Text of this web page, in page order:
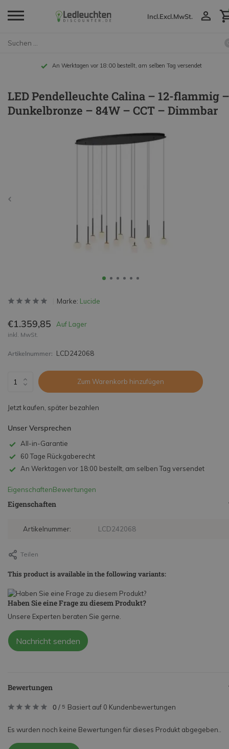
Incl.Excl.MwSt.
An Werktagen vor 18:00 bestellt, am selben Tag versendet
LED Pendelleuchte Calina – 12-flammig –
Dunkelbronze – 84W – CCT – Dimmbar
Marke: Lucide
€1.359,85 Auf Lager
inkl. MwSt.
Artikelnummer: LCD242068
Zum Warenkorb hinzufügen
Jetzt kaufen, später bezahlen
Unser Versprechen
All-in-Garantie
60 Tage Rückgaberecht
An Werktagen vor 18:00 bestellt, am selben Tag versendet
EigenschaftenBewertungen
Eigenschaften
Artikelnummer: LCD242068
Teilen
This product is available in the following variants:
Haben Sie eine Frage zu diesem Produkt?
Unsere Experten beraten Sie gerne.
Nachricht senden
Bewertungen
0 / 5 Basiert auf 0 Kundenbewertungen
Es wurden noch keine Bewertungen für dieses Produkt abgegeben..